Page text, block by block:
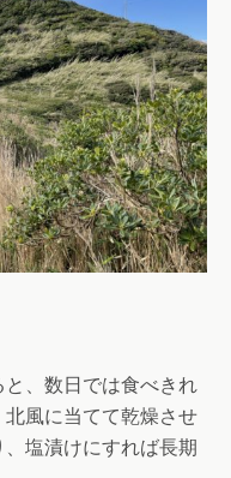
、数日では食べきれ
風に当てて乾燥させ
塩漬けにすれば長期